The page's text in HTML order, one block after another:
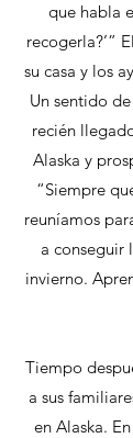
que habla
recogerla?’”
su casa y los
Un sentido
recién
Alaska y
“Siempre
reuníamos
a conseguir
invierno.
Tiempo
a sus
en Alaska.